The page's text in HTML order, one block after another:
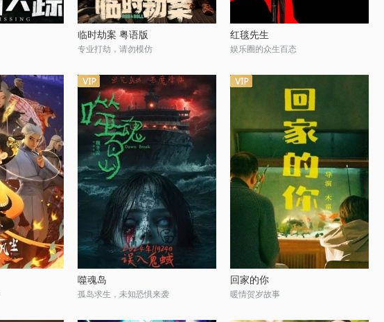
临时劫案 粤语版
专业打劫，请勿模仿
红毯先生
娱乐圈的众生百态
噬魂岛
孤岛求生，未知恐惧来袭
回家的你
暖情贺岁故事